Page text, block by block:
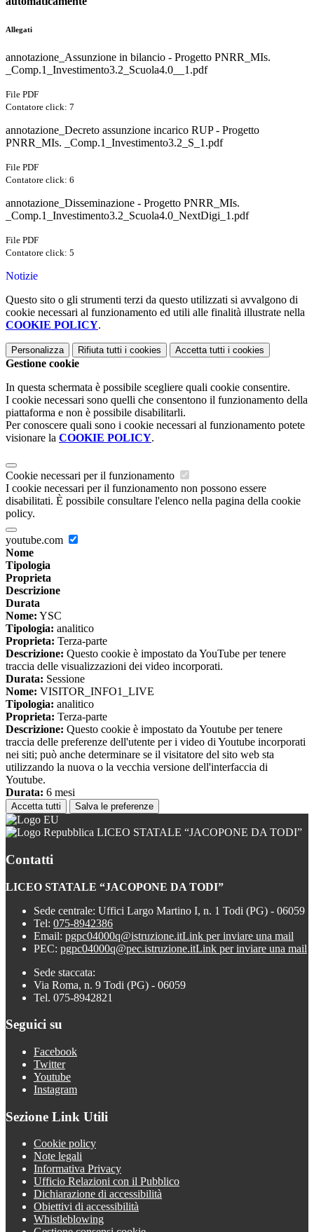
Allegati
annotazione_Assunzione in bilancio - Progetto PNRR_MIs.
_Comp.1_Investimento3.2_Scuola4.0__1.pdf
File PDF
Contatore click: 7
annotazione_Decreto assunzione incarico RUP - Progetto
PNRR_MIs. _Comp.1_Investimento3.2_S_1.pdf
File PDF
Contatore click: 6
annotazione_Disseminazione - Progetto PNRR_MIs.
_Comp.1_Investimento3.2_Scuola4.0_NextDigi_1.pdf
File PDF
Contatore click: 5
Notizie
Questo sito o gli strumenti terzi da questo utilizzati si avvalgono di
cookie necessari al funzionamento ed utili alle finalità illustrate nella
COOKIE POLICY.
Personalizza Rifiuta tutti i cookies Accetta tutti i cookies
Gestione cookie
In questa schermata è possibile scegliere quali cookie consentire.
I cookie necessari sono quelli che consentono il funzionamento della
piattaforma e non è possibile disabilitarli.
Per conoscere quali sono i cookie necessari al funzionamento potete
visionare la COOKIE POLICY.
Cookie necessari per il funzionamento
I cookie necessari per il funzionamento non possono essere
disabilitati. È possibile consultare l'elenco nella pagina della cookie
policy.
youtube.com
Nome
Tipologia
Proprieta
Descrizione
Durata
Nome: YSC
Tipologia: analitico
Proprieta: Terza-parte
Descrizione: Questo cookie è impostato da YouTube per tenere
traccia delle visualizzazioni dei video incorporati.
Durata: Sessione
Nome: VISITOR_INFO1_LIVE
Tipologia: analitico
Proprieta: Terza-parte
Descrizione: Questo cookie è impostato da Youtube per tenere
traccia delle preferenze dell'utente per i video di Youtube incorporati
nei siti; può anche determinare se il visitatore del sito web sta
utilizzando la nuova o la vecchia versione dell'interfaccia di
Youtube.
Durata: 6 mesi
Accetta tutti Salva le preferenze
LICEO STATALE “JACOPONE DA TODI”
Contatti
LICEO STATALE “JACOPONE DA TODI”
Sede centrale: Uffici Largo Martino I, n. 1 Todi (PG) - 06059
Tel: 075-8942386
Email: pgpc04000q@istruzione.itLink per inviare una mail
PEC: pgpc04000q@pec.istruzione.itLink per inviare una mail
Sede staccata:
Via Roma, n. 9 Todi (PG) - 06059
Tel. 075-8942821
Seguici su
Facebook
Twitter
Youtube
Instagram
Sezione Link Utili
Cookie policy
Note legali
Informativa Privacy
Ufficio Relazioni con il Pubblico
Dichiarazione di accessibilità
Obiettivi di accessibilità
Whistleblowing